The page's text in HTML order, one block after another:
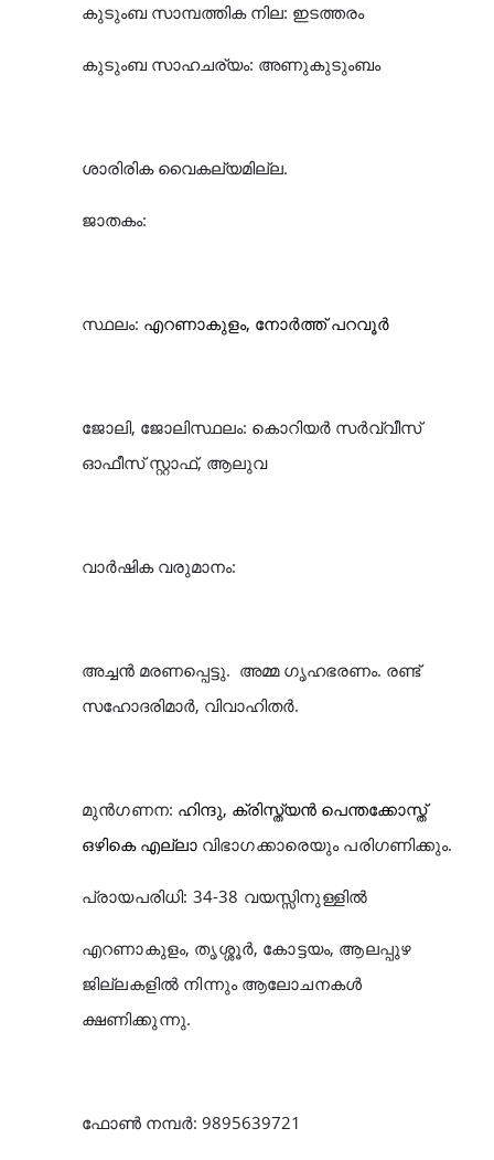
കുടുംബ സാമ്പത്തിക നില: ഇടത്തരം
കുടുംബ സാഹചര്യം: അണുകുടുംബം
ശാരിരിക വൈകല്യമില്ല.
ജാതകം:
സ്ഥലം: എറണാകുളം, നോർത്ത് പറവൂർ
ജോലി, ജോലിസ്ഥലം: കൊറിയർ സർവ്വീസ്
ഓഫീസ് സ്റ്റാഫ്, ആലുവ
വാർഷിക വരുമാനം:
അച്ചൻ മരണപ്പെട്ടു. അമ്മ ഗൃഹഭരണം. രണ്ട്
സഹോദരിമാർ, വിവാഹിതർ.
മുൻ‌ഗണന: ഹിന്ദു, ക്രിസ്ത്യൻ പെന്തക്കോസ്ത്
ഒഴികെ എല്ലാ വിഭാഗക്കാരെയും പരിഗണിക്കും.
പ്രായപരിധി: 34-38 വയസ്സിനുള്ളിൽ
എറണാകുളം, തൃശ്ശൂർ, കോട്ടയം, ആലപ്പുഴ
ജില്ലകളിൽ നിന്നും ആലോചനകൾ
ക്ഷണിക്കുന്നു.
ഫോൺ നമ്പർ: 9895639721